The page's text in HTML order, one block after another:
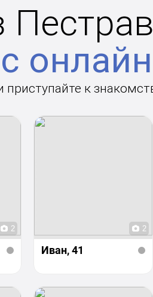
онлайн
приступайте к
2 2
Иван, 41